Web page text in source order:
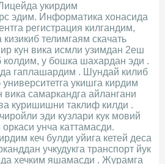
укирдим
эдим. Информатика хонасида
регистрация килгандим,
телимгаям скачать
кун вика исмли узимдан 2еш
колдим, у бошка шахардан эди .
гаплашардим . Шундай килиб
укишга кирдим
вика самаркандга айлангани
куришишни таклиф килди .
эди кузлари кук мовий
оркаси унча каттамасди.
кеч булди уйига кетей деса
учкудукга транспорт йук
хечким яшамасди . Журамга